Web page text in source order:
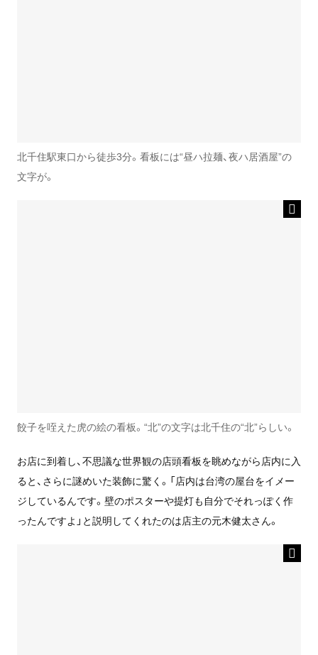
北千住駅東口から徒歩3分。看板には“昼ハ拉麺、夜ハ居酒屋”の
文字が。
餃子を咥えた虎の絵の看板。“北”の文字は北千住の“北”らしい。
お店に到着し、不思議な世界観の店頭看板を眺めながら店内に入
ると、さらに謎めいた装飾に驚く。「店内は台湾の屋台をイメー
ジしているんです。壁のポスターや提灯も自分でそれっぽく作
ったんですよ」と説明してくれたのは店主の元木健太さん。